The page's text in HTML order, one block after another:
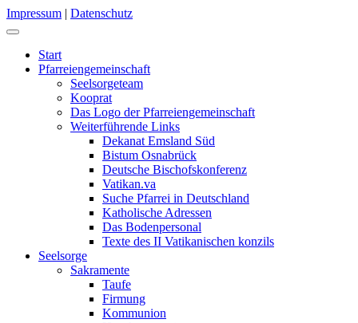
Impressum | Datenschutz
Start
Pfarreiengemeinschaft
Seelsorgeteam
Kooprat
Das Logo der Pfarreiengemeinschaft
Weiterführende Links
Dekanat Emsland Süd
Bistum Osnabrück
Deutsche Bischofskonferenz
Vatikan.va
Suche Pfarrei in Deutschland
Katholische Adressen
Das Bodenpersonal
Texte des II Vatikanischen konzils
Seelsorge
Sakramente
Taufe
Firmung
Kommunion